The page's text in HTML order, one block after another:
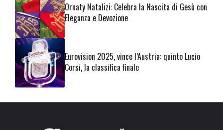
Ornaty Natalizi: Celebra la Nascita di Gesù con
Eleganza e Devozione
Eurovision 2025, vince l’Austria: quinto Lucio
Corsi, la classifica finale